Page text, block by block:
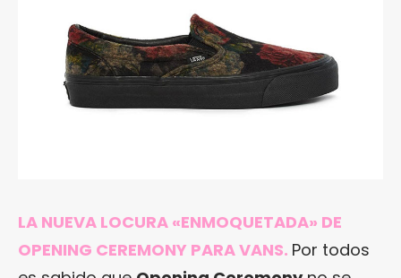
LA NUEVA LOCURA «ENMOQUETADA» DE
OPENING CEREMONY PARA VANS. Por todos